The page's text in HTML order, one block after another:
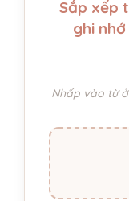
Sắp xếp
ghi
Nhấp vào từ